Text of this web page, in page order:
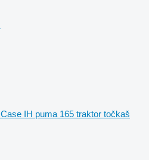
Case IH puma 165 traktor točkaš